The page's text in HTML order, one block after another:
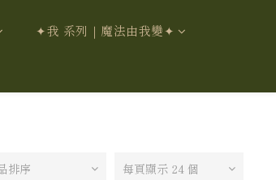
✦我 系列｜魔法由我變✦
排序 每頁顯示 24 個